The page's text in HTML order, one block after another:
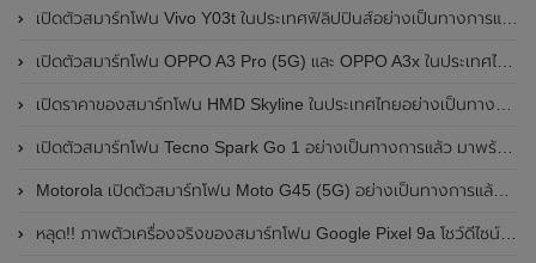
เปิดตัวสมาร์ทโฟน Vivo Y03t ในประเทศฟิลิปปินส์อย่างเป็นทางการแล้ว มาพร้อมชิปเซ็ต Unisoc T612 , กล้องหลัง ความละเอียด 13MP , แบตเตอรี่ 5,000mAh และหน้าจอแสดงผล LCD / 90Hz
เปิดตัวสมาร์ทโฟน OPPO A3 Pro (5G) และ OPPO A3x ในประเทศไทยอย่างเป็นทางการแล้ว ในราคาเริ่มต้นเพียง 3,999 บาท
เปิดราคาของสมาร์ทโฟน HMD Skyline ในประเทศไทยอย่างเป็นทางการแล้ว ราคา 14,990 บาท
เปิดตัวสมาร์ทโฟน Tecno Spark Go 1 อย่างเป็นทางการแล้ว มาพร้อมหน้าจอแสดงผล LCD / 120Hz , แบตเตอรี่ 5,000mAh และใช้ชิปเซ็ต Unisoc
Motorola เปิดตัวสมาร์ทโฟน Moto G45 (5G) อย่างเป็นทางการแล้วในอินเดีย
หลุด!! ภาพตัวเครื่องจริงของสมาร์ทโฟน Google Pixel 9a โชว์ดีไซน์ใหม่ กล้องหลังแบนราบ ไม่มีกรอบของกล้องแล้ว